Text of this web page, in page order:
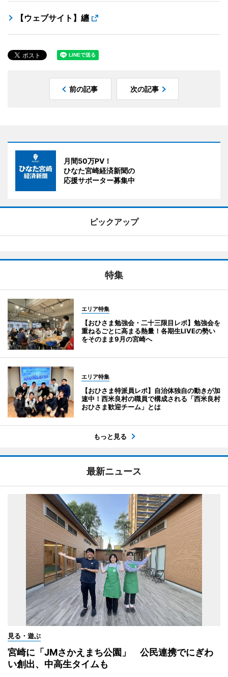
【ウェブサイト】纏
前の記事 次の記事
月間50万PV！
ひなた宮崎経済新聞の
応援サポーター募集中
ピックアップ
特集
エリア特集
【おひさま勉強会・二十三限目レポ】勉強会を
重ねるごとに高まる熱量！各期生LIVEの勢い
をそのまま9月の宮崎へ
エリア特集
【おひさま特派員レポ】自治体独自の動きが加
速中！西米良村の職員で構成される「西米良村
おひさま歓迎チーム」とは
もっと見る
最新ニュース
見る・遊ぶ
宮崎に「JMさかえまち公園」 公民連携でにぎわ
い創出、中高生タイムも